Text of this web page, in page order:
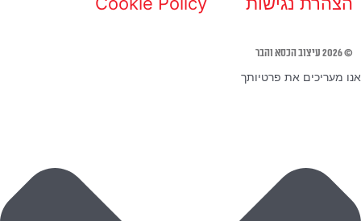
© 2026 עיצוב הכסא והבר
אנו מעריכים את פרטיותך